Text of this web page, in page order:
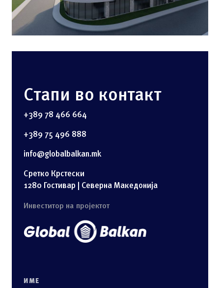
Стапи во контакт
+389 78 466 664
+389 75 496 888
info@globalbalkan.mk
Сретко Крстески
1280 Гостивар | Северна Македонија
Инвеститор на пројектот
ИМЕ